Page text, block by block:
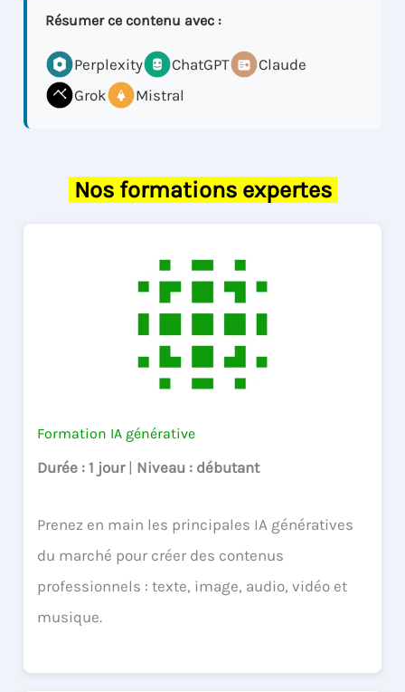
Résumer ce contenu avec :
Perplexity ChatGPT
Claude
Grok
Mistral
Nos formations expertes
Formation IA générative
Durée : 1 jour | Niveau : débutant
Prenez en main les principales IA génératives
du marché pour créer des contenus
professionnels : texte, image, audio, vidéo et
musique.